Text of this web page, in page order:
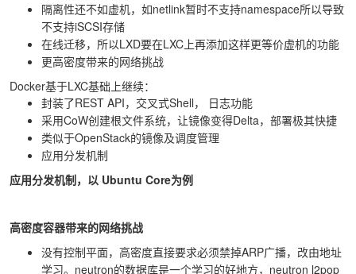
隔离性还不如虚机，如netlink暂时不支持namespace所以导致
不支持iSCSI存储
在线迁移，所以LXD要在LXC上再添加这样更等价虚机的功能
更高密度带来的网络挑战
Docker基于LXC基础上继续：
封装了REST API，交叉式Shell， 日志功能
采用CoW创建根文件系统，让镜像变得Delta，部署极其快捷
类似于OpenStack的镜像及调度管理
应用分发机制
应用分发机制，以 Ubuntu Core为例
高密度容器带来的网络挑战
没有控制平面，高密度直接要求必须禁掉ARP广播，改由地址
学习。neutron的数据库是一个学习的好地方，neutron l2pop